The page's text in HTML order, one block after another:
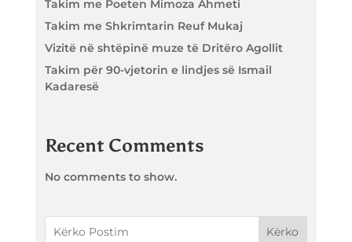
Takim me Poeten Mimoza Ahmeti
Takim me Shkrimtarin Reuf Mukaj
Vizitë në shtëpinë muze të Dritëro Agollit
Takim për 90-vjetorin e lindjes së Ismail
Kadaresë
Recent Comments
No comments to show.
Kërko